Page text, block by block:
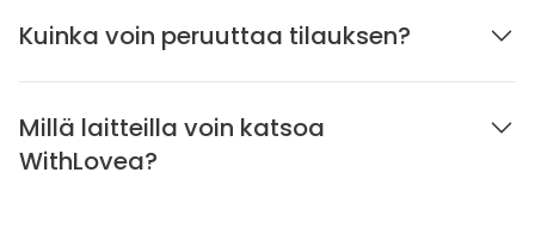
Kuinka voin peruuttaa tilauksen?
Millä laitteilla voin katsoa
WithLovea?